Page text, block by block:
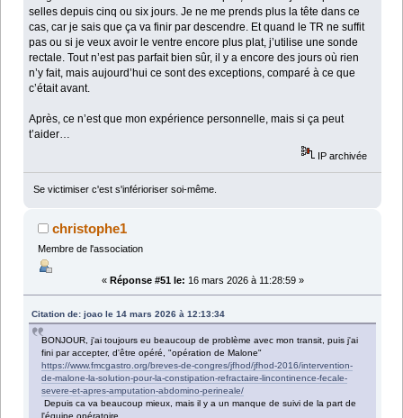
selles depuis cinq ou six jours. Je ne me prends plus la tête dans ce
cas, car je sais que ça va finir par descendre. Et quand le TR ne suffit
pas ou si je veux avoir le ventre encore plus plat, j’utilise une sonde
rectale. Tout n’est pas parfait bien sûr, il y a encore des jours où rien
n’y fait, mais aujourd’hui ce sont des exceptions, comparé à ce que
c’était avant.
Après, ce n’est que mon expérience personnelle, mais si ça peut
t’aider…
IP archivée
Se victimiser c'est s'inférioriser soi-même.
christophe1
Membre de l'association
« Réponse #51 le: 16 mars 2026 à 11:28:59 »
Citation de: joao le 14 mars 2026 à 12:13:34
BONJOUR, j'ai toujours eu beaucoup de problème avec mon transit, puis j'ai
fini par accepter, d'être opéré, "opération de Malone"
https://www.fmcgastro.org/breves-de-congres/jfhod/jfhod-2016/intervention-
de-malone-la-solution-pour-la-constipation-refractaire-lincontinence-fecale-
severe-et-apres-amputation-abdomino-perineale/
Depuis ca va beaucoup mieux, mais il y a un manque de suivi de la part de
l'équipe opératoire.